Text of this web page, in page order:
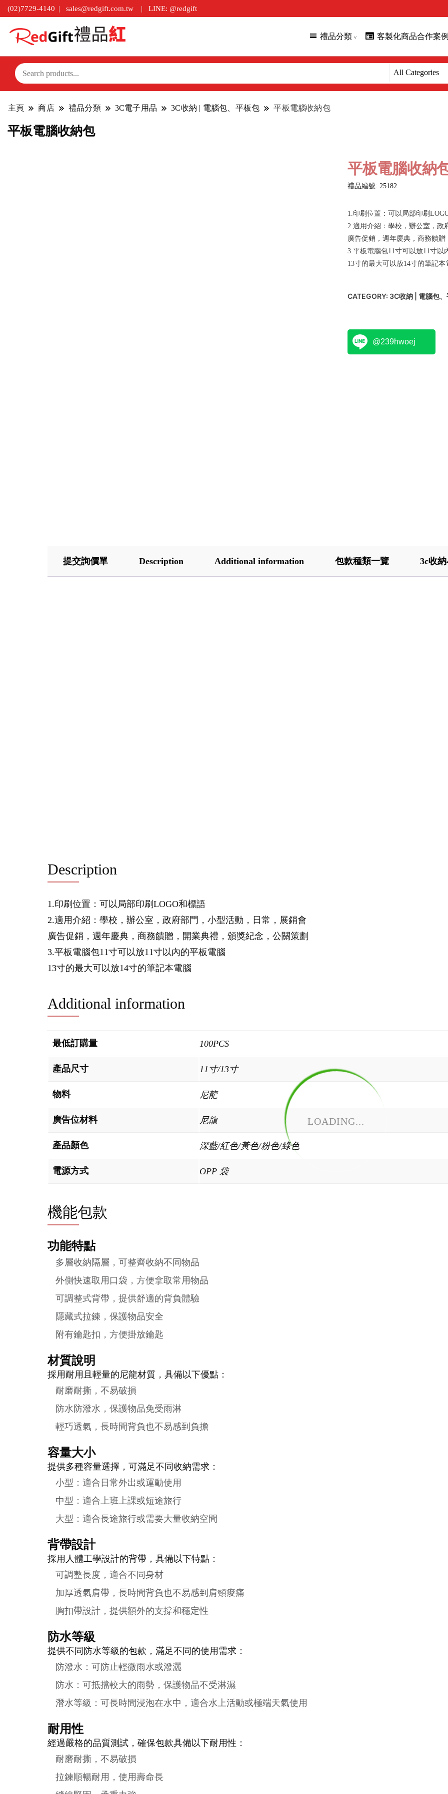
(02)7729-4140 sales@redgift.com.tw LINE: @redgift
禮品分類 客製化商品合作案
主頁 商店 禮品分類 3C電子用品 3C收納 | 電腦包、平板包 平板電腦收納包
平板電腦收納包
LOADING...
平板電腦收納
禮品編號: 25182
1.印刷位置：可以局部印刷
2.適用介紹：學校，辦公室，政
廣告促銷，週年慶典，商務饋
3.平板電腦包11寸可以放11寸以
13寸的最大可以放14寸的筆記本
CATEGORY: 3C收納 | 電腦包
@239hwoej
提交詢價單 Description Additional information 包款種類一覽 3c收
Description
1.印刷位置：可以局部印刷LOGO和標語
2.適用介紹：學校，辦公室，政府部門，小型活動，日常，展銷會
廣告促銷，週年慶典，商務饋贈，開業典禮，頒獎紀念，公關策劃
3.平板電腦包11寸可以放11寸以內的平板電腦
13寸的最大可以放14寸的筆記本電腦
Additional information
最低訂購量 100PCS
產品尺寸 11寸/13寸
物料 尼龍
廣告位材料 尼龍
產品顏色 深藍/紅色/黃色/粉色/綠色
電源方式 OPP 袋
機能包款
功能特點
多層收納隔層，可整齊收納不同物品
外側快速取用口袋，方便拿取常用物品
可調整式背帶，提供舒適的背負體驗
隱藏式拉鍊，保護物品安全
附有鑰匙扣，方便掛放鑰匙
材質說明
採用耐用且輕量的尼龍材質，具備以下優點：
耐磨耐撕，不易破損
防水防潑水，保護物品免受雨淋
輕巧透氣，長時間背負也不易感到負擔
容量大小
提供多種容量選擇，可滿足不同收納需求：
小型：適合日常外出或運動使用
中型：適合上班上課或短途旅行
大型：適合長途旅行或需要大量收納空間
背帶設計
採用人體工學設計的背帶，具備以下特點：
可調整長度，適合不同身材
加厚透氣肩帶，長時間背負也不易感到肩頸痠痛
胸扣帶設計，提供額外的支撐和穩定性
防水等級
提供不同防水等級的包款，滿足不同的使用需求：
防潑水：可防止輕微雨水或潑灑
防水：可抵擋較大的雨勢，保護物品不受淋濕
潛水等級：可長時間浸泡在水中，適合水上活動或極端天氣使用
耐用性
經過嚴格的品質測試，確保包款具備以下耐用性：
耐磨耐撕，不易破損
拉鍊順暢耐用，使用壽命長